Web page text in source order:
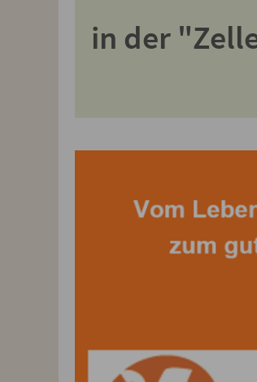
in der